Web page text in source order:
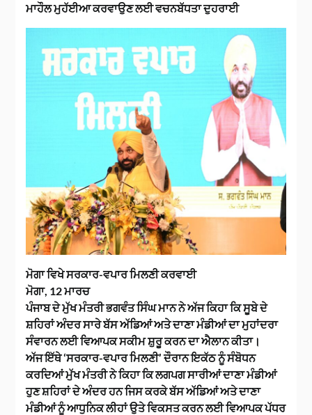
ਮਾਹੌਲ ਮੁਹੱਈਆ ਕਰਵਾਉਣ ਲਈ ਵਚਨਬੱਧਤਾ ਦੁਹਰਾਈ
ਮੋਗਾ ਵਿਖੇ ਸਰਕਾਰ-ਵਪਾਰ ਮਿਲਣੀ ਕਰਵਾਈ
ਮੋਗਾ, 12 ਮਾਰਚ
ਪੰਜਾਬ ਦੇ ਮੁੱਖ ਮੰਤਰੀ ਭਗਵੰਤ ਸਿੰਘ ਮਾਨ ਨੇ ਅੱਜ ਕਿਹਾ ਕਿ ਸੂਬੇ ਦੇ
ਸ਼ਹਿਰਾਂ ਅੰਦਰ ਸਾਰੇ ਬੱਸ ਅੱਡਿਆਂ ਅਤੇ ਦਾਣਾ ਮੰਡੀਆਂ ਦਾ ਮੁਹਾਂਦਰਾ
ਸੰਵਾਰਨ ਲਈ ਵਿਆਪਕ ਸਕੀਮ ਸ਼ੁਰੂ ਕਰਨ ਦਾ ਐਲਾਨ ਕੀਤਾ।
ਅੱਜ ਇੱਥੇ ‘ਸਰਕਾਰ-ਵਪਾਰ ਮਿਲਣੀ’ ਦੌਰਾਨ ਇਕੱਠ ਨੂੰ ਸੰਬੋਧਨ
ਕਰਦਿਆਂ ਮੁੱਖ ਮੰਤਰੀ ਨੇ ਕਿਹਾ ਕਿ ਲਗਪਗ ਸਾਰੀਆਂ ਦਾਣਾ ਮੰਡੀਆਂ
ਹੁਣ ਸ਼ਹਿਰਾਂ ਦੇ ਅੰਦਰ ਹਨ ਜਿਸ ਕਰਕੇ ਬੱਸ ਅੱਡਿਆਂ ਅਤੇ ਦਾਣਾ
ਮੰਡੀਆਂ ਨੂੰ ਆਧੁਨਿਕ ਲੀਹਾਂ ਉਤੇ ਵਿਕਸਤ ਕਰਨ ਲਈ ਵਿਆਪਕ ਪੱਧਰ